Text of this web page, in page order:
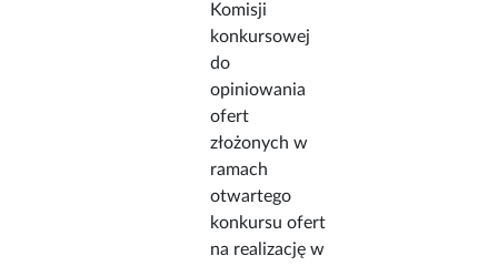
Komisji
konkursowej
do
opiniowania
ofert
złożonych w
ramach
otwartego
konkursu ofert
na realizację w